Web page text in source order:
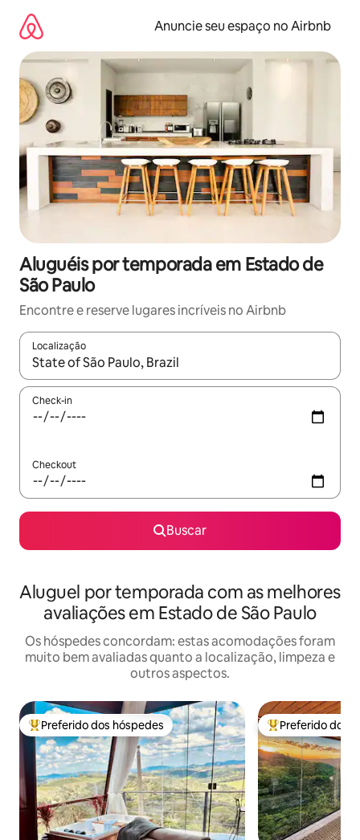
para
conteúdo
Anuncie seu espaço no Airbnb
Aluguéis por temporada em Estado de
São Paulo
Encontre e reserve lugares incríveis no Airbnb
Localização
Quando os resultados estiverem disponíveis, explore-os
Check-in
Checkout
Buscar
Aluguel por temporada com as melhores
avaliações em Estado de São Paulo
Os hóspedes concordam: estas acomodações foram
muito bem avaliadas quanto a localização, limpeza e
outros aspectos.
Entre os melhores preferidos dos hóspedes
Preferido dos hóspedes Entre os
Preferido dos